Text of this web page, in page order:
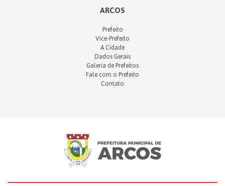
ARCOS
Prefeito
Vice-Prefeito
A Cidade
Dados Gerais
Galeria de Prefeitos
Fale com o Prefeito
Contato